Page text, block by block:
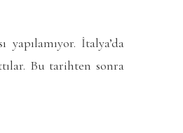
İtalya’da
Bu tarihten sonra